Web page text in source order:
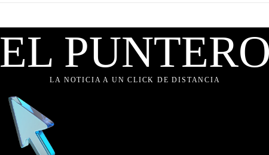
EL
LA NOTICIA A UN CLICK DE DISTANCIA